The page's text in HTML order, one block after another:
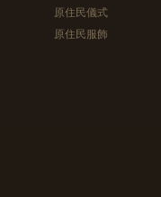
原住民儀式
原住民服飾